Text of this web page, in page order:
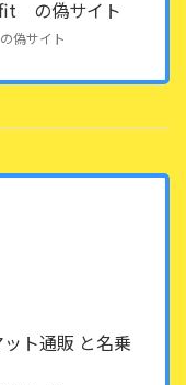
偽サイト
ト通販 と名乗